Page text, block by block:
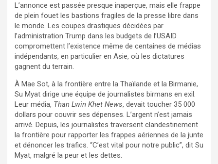
L’annonce est passée presque inaperçue, mais elle frappe
de plein fouet les bastions fragiles de la presse libre dans
le monde. Les coupes drastiques décidées par
l’administration Trump dans les budgets de l’USAID
compromettent l’existence même de centaines de médias
indépendants, en particulier en Asie, où les dictatures
gagnent du terrain.
À Mae Sot, à la frontière entre la Thaïlande et la Birmanie,
Su Myat dirige une équipe de journalistes birmans en exil.
Leur média, Than Lwin Khet News, devait toucher 35 000
dollars pour couvrir ses dépenses. L’argent n’est jamais
arrivé. Depuis, les journalistes traversent clandestinement
la frontière pour rapporter les frappes aériennes de la junte
et dénoncer les trafics. “C’est vital pour notre public”, dit Su
Myat, malgré la peur et les dettes.